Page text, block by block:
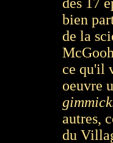
bien
de la
ce qu'il
oeuvre
autres,
du